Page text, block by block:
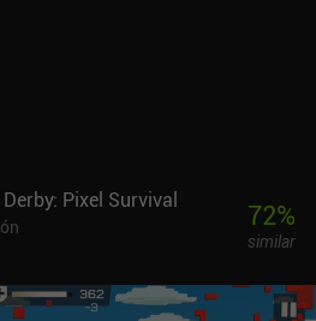
Pixel Survival 72%
similar